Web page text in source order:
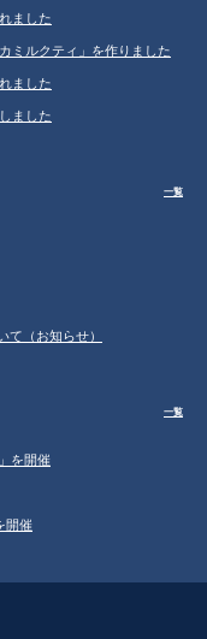
ました
ミルクティ」を作りました
ました
ました
一覧
て（お知らせ）
一覧
を開催
開催